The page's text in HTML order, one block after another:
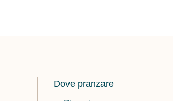
Dove pranzare